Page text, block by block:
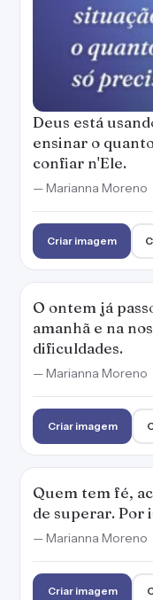
Deus está
ensinar o
confiar n'Ele.
— Marianna Moreno
Criar imagem
O ontem já
amanhã e na
dificuldades.
— Marianna Moreno
Criar imagem
Quem tem fé,
de superar. Por
— Marianna Moreno
Criar imagem